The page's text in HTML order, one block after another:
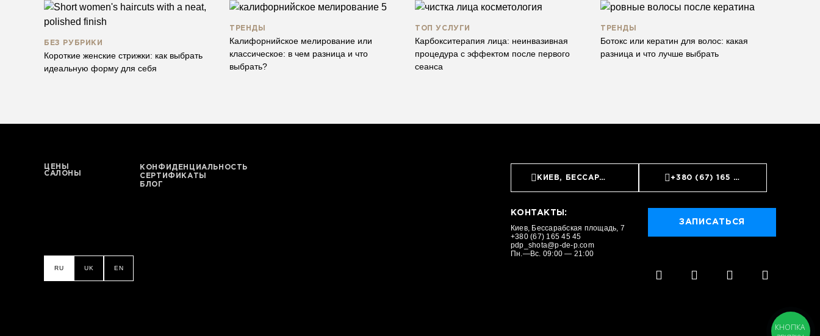
БЕЗ РУБРИКИ
Короткие женские стрижки: как выбрать
идеальную форму для себя
ТРЕНДЫ
Калифорнийское мелирование или
классическое: в чем разница и что
выбрать?
ТОП УСЛУГИ
Карбокситерапия лица: неинвазивная
процедура с эффектом после первого
сеанса
ТРЕНДЫ
Ботокс или кератин для волос: какая
разница и что лучше выбрать
КИЕВ, БЕССАРАБСКАЯ ПЛОЩАДЬ, 7 +380 (67) 165 45 45
КОНТАКТЫ:
Киев, Бессарабская площадь, 7
+380 (67) 165 45 45
pdp_shota@p-de-p.com
Пн.—Вс. 09:00 — 21:00
ЗАПИСАТЬСЯ
ЦЕНЫ
САЛОНЫ
КОНФИДЕНЦИАЛЬНОСТЬ
СЕРТИФИКАТЫ
БЛОГ
RU UK EN
ЗАПИСАТЬСЯ
КНОПКА